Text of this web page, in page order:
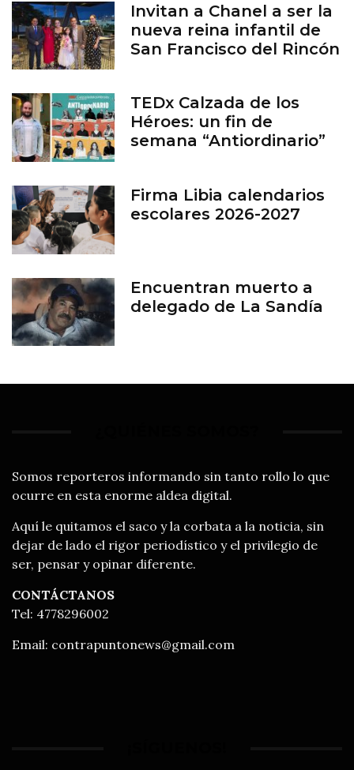
Invitan a Chanel a ser la
nueva reina infantil de
San Francisco del Rincón
TEDx Calzada de los
Héroes: un fin de
semana “Antiordinario”
Firma Libia calendarios
escolares 2026-2027
Encuentran muerto a
delegado de La Sandía
Somos reporteros informando sin tanto rollo lo que
ocurre en esta enorme aldea digital.
Aquí le quitamos el saco y la corbata a la noticia, sin
dejar de lado el rigor periodístico y el privilegio de
ser, pensar y opinar diferente.
CONTÁCTANOS
Tel: 4778296002
Email: contrapuntonews@gmail.com